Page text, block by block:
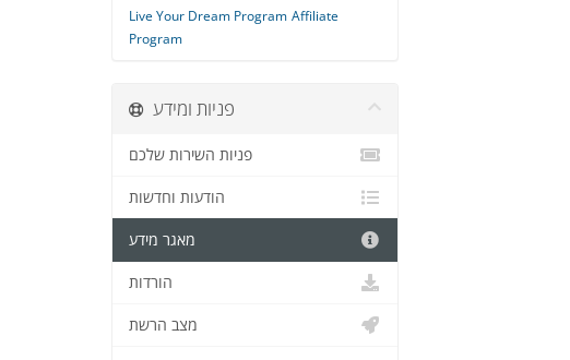
Live Your Dream Program Affiliate
Program
פניות ומידע
פניות השירות שלכם
הודעות וחדשות
מאגר מידע
הורדות
מצב הרשת